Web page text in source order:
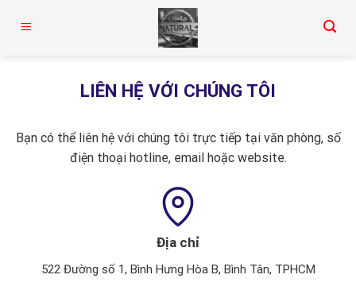
LIÊN HỆ VỚI CHÚNG TÔI
Bạn có thể liên hệ với chúng tôi trực tiếp tại văn phòng, số
điện thoại hotline, email hoặc website.
Địa chỉ
522 Đường số 1, Bình Hưng Hòa B, Bình Tân, TPHCM